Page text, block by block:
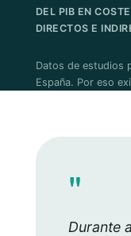
DEL PIB EN
DIRECTOS E
Datos de estudios
España. Por eso
"
Durante